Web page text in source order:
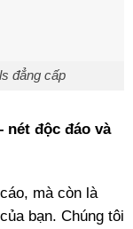
đẳng cấp
nét độc đáo và
mà còn là
bạn. Chúng tôi